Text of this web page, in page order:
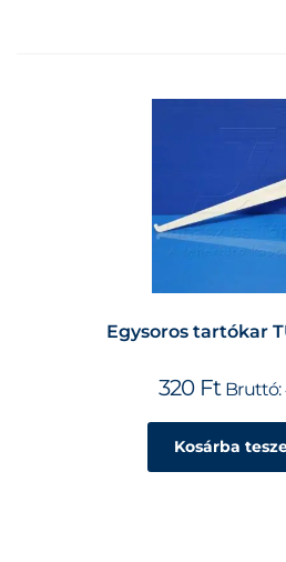
Egysoros tartókar
320 Ft Bruttó:
Kosárba